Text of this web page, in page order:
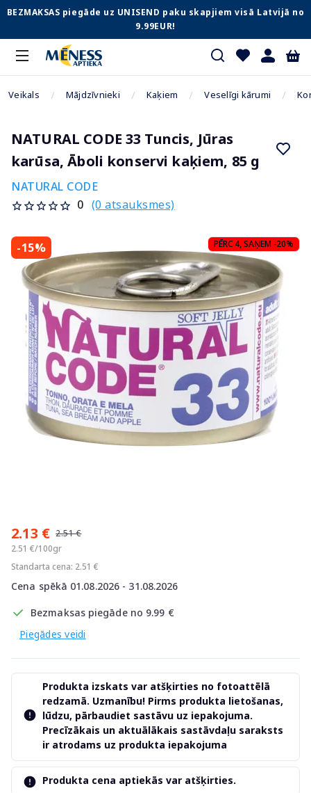
BEZMAKSAS piegāde uz UNISEND paku skapjiem visā Latvijā no
9.99EUR!
Veikals Mājdzīvnieki Kaķiem Veselīgi kārumi
NATURAL CODE 33 Tuncis, Jūras
karūsa, Āboli konservi kaķiem, 85 g
NATURAL CODE
0 (0 atsauksmes)
-15% PĒRC 4, SAŅEM -20%
2.13 € 2.51 €
2.51 €/100gr
Standarta cena: 2.51 €
Cena spēkā 01.08.2026 - 31.08.2026
Bezmaksas piegāde no 9.99 €
Piegādes veidi
Produkta izskats var atšķirties no fotoattēlā
redzamā. Uzmanību! Pirms produkta lietošanas,
lūdzu, pārbaudiet sastāvu uz iepakojuma.
Precīzākais un aktuālākais sastāvdaļu saraksts
ir atrodams uz produkta iepakojuma
Produkta cena aptiekās var atšķirties.